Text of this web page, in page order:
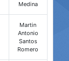
Medina
Martin
Antonio
Santos
Romero